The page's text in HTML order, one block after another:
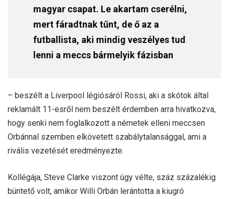
magyar csapat. Le akartam cserélni,
mert fáradtnak tűnt, de ő az a
futballista, aki mindig veszélyes tud
lenni a meccs bármelyik fázisban
– beszélt a Liverpool légiósáról Rossi, aki a skótok által
reklamált 11-esről nem beszélt érdemben arra hivatkozva,
hogy senki nem foglalkozott a németek elleni meccsen
Orbánnal szemben elkövetett szabálytalansággal, ami a
rivális vezetését eredményezte.
Kollégája, Steve Clarke viszont úgy vélte, száz százalékig
büntető volt, amikor Willi Orbán lerántotta a kiugró